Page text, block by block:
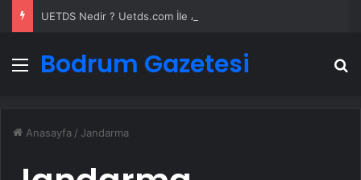
Menü
Bodrum Gazetesi
Anasayfa / Jandarma